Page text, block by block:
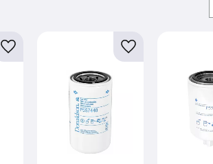
31
Lägg till i favoriter Lägg till i favoriter